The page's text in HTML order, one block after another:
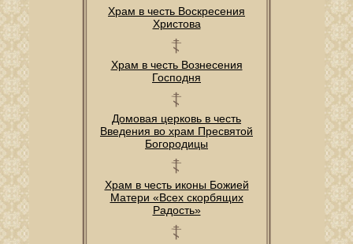
Храм в честь Воскресения
Христова
Храм в честь Вознесения
Господня
Домовая церковь в честь
Введения во храм Пресвятой
Богородицы
Храм в честь иконы Божией
Матери «Всех скорбящих
Радость»